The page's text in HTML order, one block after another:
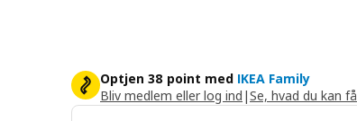
Optjen 38 point med IKEA Family
Bliv medlem eller log ind |Se, hvad du kan få